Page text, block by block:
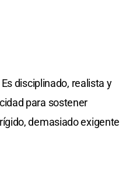
disciplinado, realista y
para sostener
demasiado exigente